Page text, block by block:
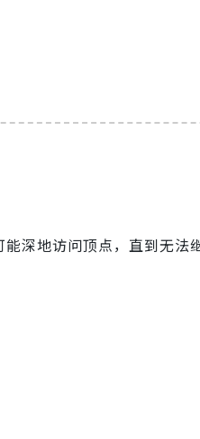
深地访问顶点，直到无法